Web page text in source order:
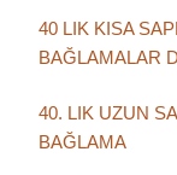
40 LIK KISA
BAĞLAMALAR
40. LIK UZUN
BAĞLAMA